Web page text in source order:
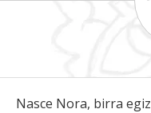
Nasce Nora, birra